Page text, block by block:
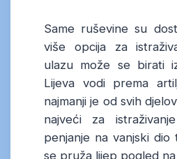
Same ruševine su
više opcija za
ulazu može se birati
Lijeva vodi prema
najmanji je od svih
najveći za
penjanje na vanjski
se pruža lijep pogled